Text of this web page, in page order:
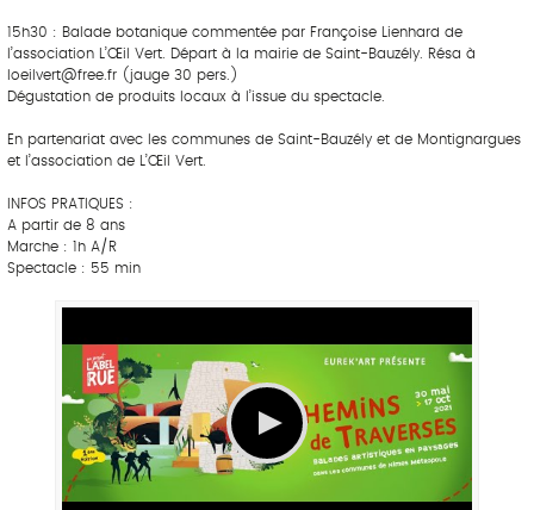
15h30 : Balade botanique commentée par Françoise Lienhard de
l’association L’Œil Vert. Départ à la mairie de Saint-Bauzély. Résa à
loeilvert@free.fr (jauge 30 pers.)
Dégustation de produits locaux à l’issue du spectacle.
En partenariat avec les communes de Saint-Bauzély et de Montignargues
et l’association de L’Œil Vert.
INFOS PRATIQUES :
A partir de 8 ans
Marche : 1h A/R
Spectacle : 55 min